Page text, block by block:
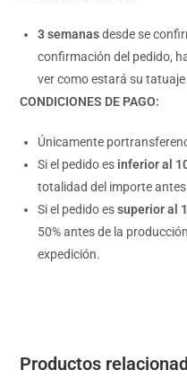
3 semanasdesde se
confirmación del pedido,
ver como estará su
CONDICIONES DE PAGO:
Únicamente
Si el pedido es inferior al
totalidad del importe
Si el pedido essuperior al
50% antes de la
expedición.
Productos